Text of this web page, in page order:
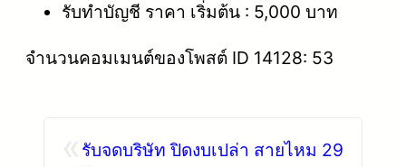
รับทำบัญชี ราคา เริ่มต้น : 5,000 บาท
จำนวนคอมเมนต์ของโพสต์ ID 14128: 53
รับจดบริษัท ปิดงบเปล่า สายไหม 29